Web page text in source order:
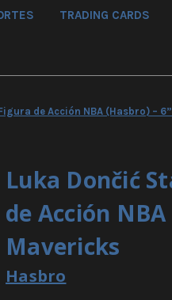
TRADING CARDS
de Acción NBA (Hasbro) –
Luka Dončić
de Acción
Mavericks
Hasbro